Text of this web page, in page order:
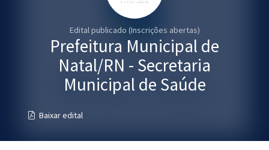
Mentorias
Edital publicado (Inscrições abertas)
Prefeitura Municipal de
Natal/RN - Secretaria
Municipal de Saúde
Baixar edital